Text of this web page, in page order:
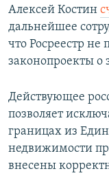
Алексей Костин
дальнейшее
что Росреестр
законопроекты о
Действующее
позволяет
границах из
недвижимости
внесены